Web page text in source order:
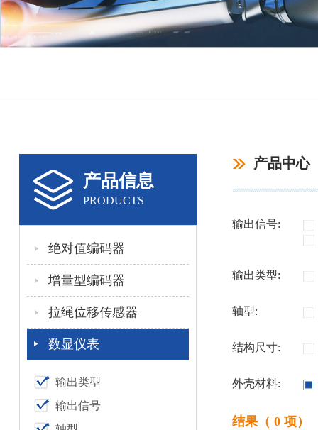
产品信息
PRODUCTS
绝对值编码器
增量型编码器
拉绳位移传感器
数显仪表
输出类型
输出信号
产品中心
输出信号:
输出类型:
轴型:
结构尺寸:
外壳材料:
结果（ 0 项）